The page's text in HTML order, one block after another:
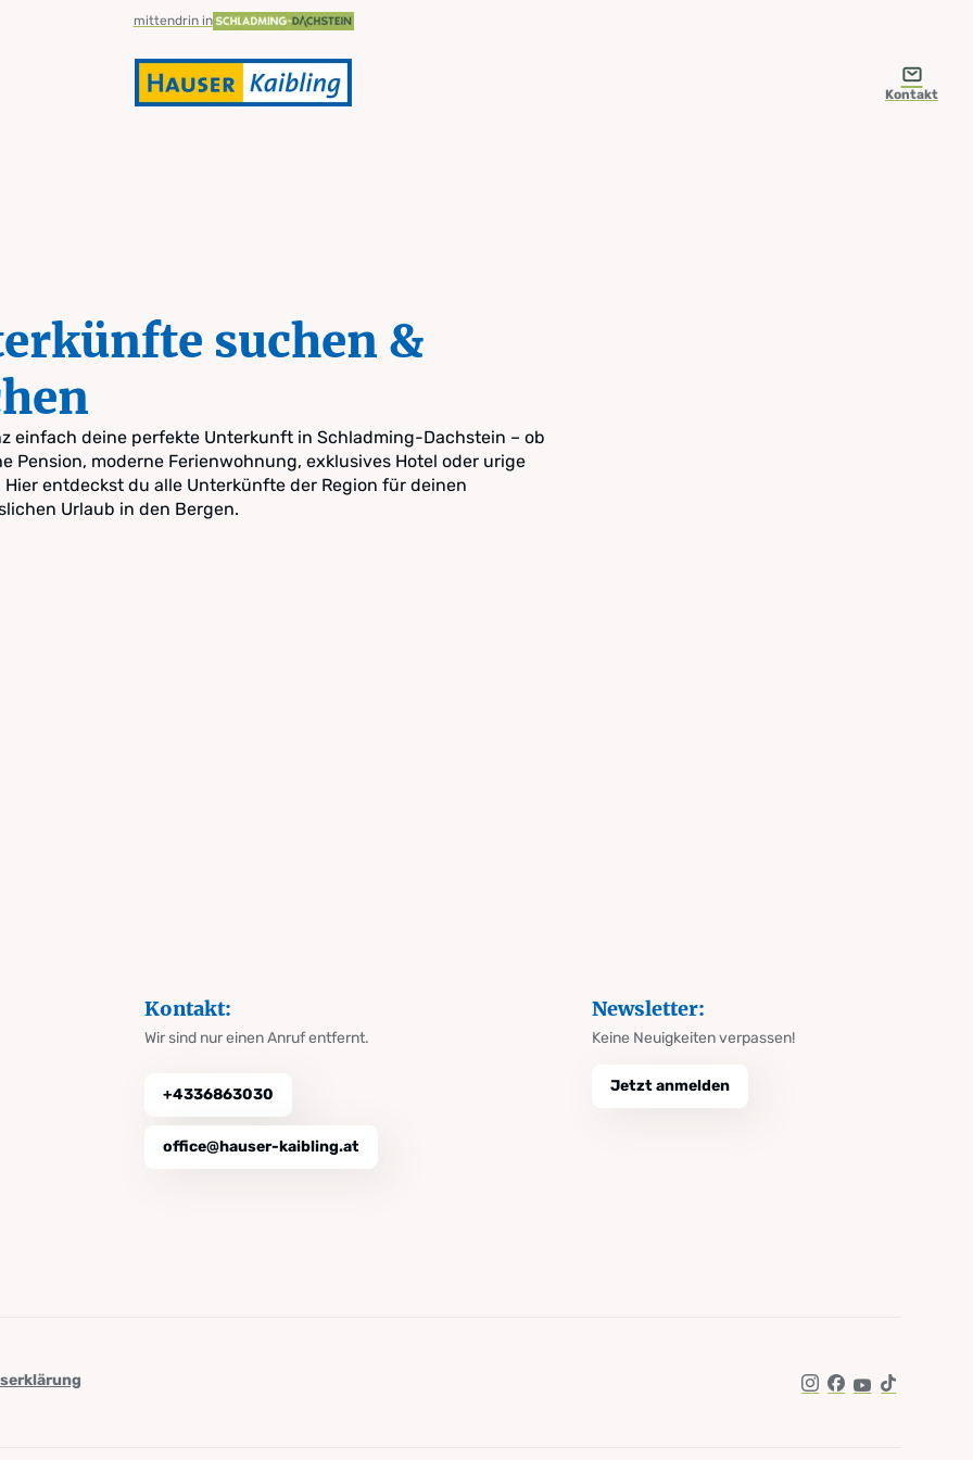
mittendrin in
Kontakt
suchen &
einfach deine perfekte Unterkunft in Schladming-Dachstein – ob
Pension, moderne Ferienwohnung, exklusives Hotel oder urige
entdeckst du alle Unterkünfte der Region für deinen
Urlaub in den Bergen.
Kontakt:
Wir sind nur einen Anruf entfernt.
+4336863030
office@hauser-kaibling.at
Newsletter:
Keine Neuigkeiten verpassen!
Jetzt anmelden
Instagram
Facebook
YouTube
TikTok